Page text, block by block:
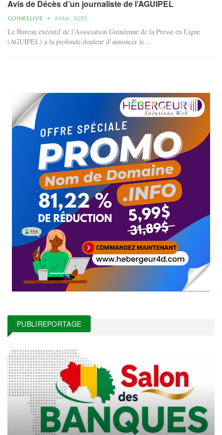
Avis de Décès d’un journaliste de l’AGUIPEL
GUINEELIVE 6 Mar , 2015
Le Bureau exécutif de l’Association Guinéenne de la Presse en Ligne
(AGUIPEL) a la profonde douleur d’annoncer le…
PUBLIREPORTAGE